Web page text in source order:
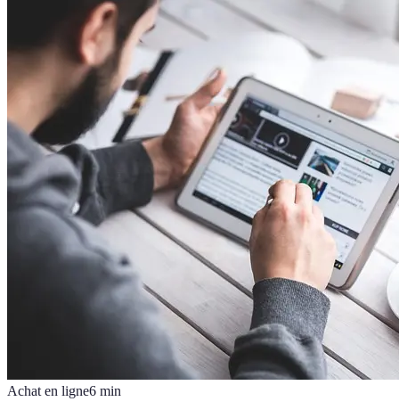
Achat en ligne6 min